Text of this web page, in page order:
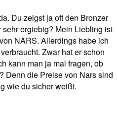
Du zeigst ja oft den Bronzer
sehr ergiebig? Mein Liebling ist
NARS. Allerdings habe ich
Zwar hat er schon
kann man ja mal fragen, ob
Denn die Preise von Nars sind
wie du sicher weißt.